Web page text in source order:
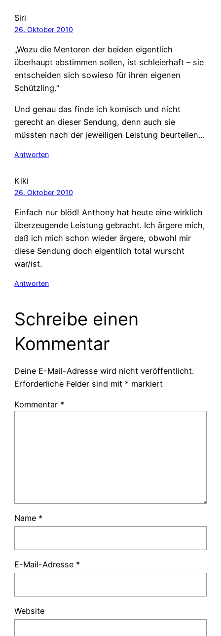
Siri
26. Oktober 2010
„Wozu die Mentoren der beiden eigentlich
überhaupt abstimmen sollen, ist schleierhaft – sie
entscheiden sich sowieso für ihren eigenen
Schützling.“
Und genau das finde ich komisch und nicht
gerecht an dieser Sendung, denn auch sie
müssten nach der jeweiligen Leistung beurteilen…
Antworten
Kiki
26. Oktober 2010
Einfach nur blöd! Anthony hat heute eine wirklich
überzeugende Leistung gebracht. Ich ärgere mich,
daß ich mich schon wieder ärgere, obwohl mir
diese Sendung doch eigentlich total wurscht
war/ist.
Antworten
Schreibe einen
Kommentar
Deine E-Mail-Adresse wird nicht veröffentlicht.
Erforderliche Felder sind mit * markiert
Kommentar *
Name *
E-Mail-Adresse *
Website